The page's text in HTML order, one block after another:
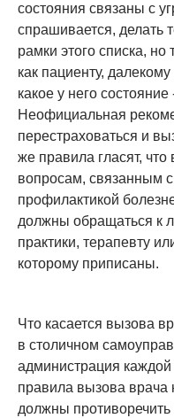
состояния связаны с
спрашивается, делать
рамки этого списка,
как пациенту,
какое у него
Неофициальная
перестраховаться и
же правила гласят,
вопросам, связанным
профилактикой
должны обращаться к
практики, терапевту
которому приписаны.
Что касается вызова
в столичном
администрация каждой
правила вызова
должны